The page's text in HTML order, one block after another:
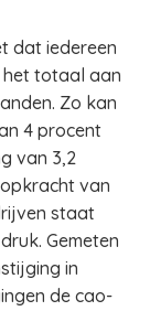
dat iedereen
het totaal aan
Zo kan
4 procent
van 3,2
van
staat
Gemeten
in
de cao-